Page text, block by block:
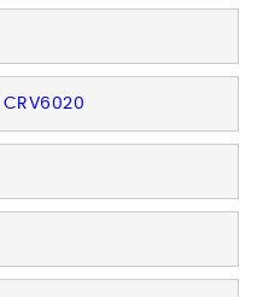
CRV6020